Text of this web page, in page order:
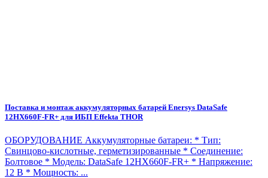
Поставка и монтаж аккумуляторных батарей Enersys DataSafe
12HX660F-FR+ для ИБП Effekta THOR
ОБОРУДОВАНИЕ Аккумуляторные батареи: * Тип:
Свинцово-кислотные, герметизированные * Соединение:
Болтовое * Модель: DataSafe 12HX660F-FR+ * Напряжение:
12 В * Мощность: ...